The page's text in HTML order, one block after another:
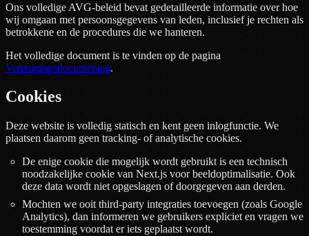
Ons volledige AVG-beleid bevat gedetailleerde informatie over hoe
wij omgaan met persoonsgegevens van leden, inclusief je rechten als
betrokkene en de procedures die we hanteren.
Het volledige document is te vinden op de pagina
Verenigingsdocumenten.
Cookies
Deze website is volledig statisch en kent geen inlogfunctie. We
plaatsen daarom geen tracking- of analytische cookies.
De enige cookie die mogelijk wordt gebruikt is een technisch
noodzakelijke cookie van Next.js voor beeldoptimalisatie. Ook
deze data wordt niet opgeslagen of doorgegeven aan derden.
Mochten we ooit third-party integraties toevoegen (zoals Google
Analytics), dan informeren we gebruikers expliciet en vragen we
toestemming voordat er iets geplaatst wordt.